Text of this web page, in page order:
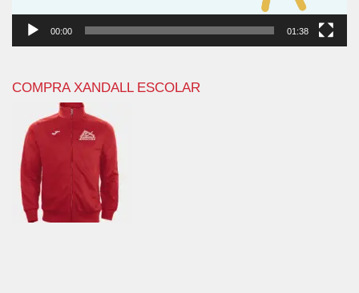
00:00 01:38
COMPRA XANDALL ESCOLAR